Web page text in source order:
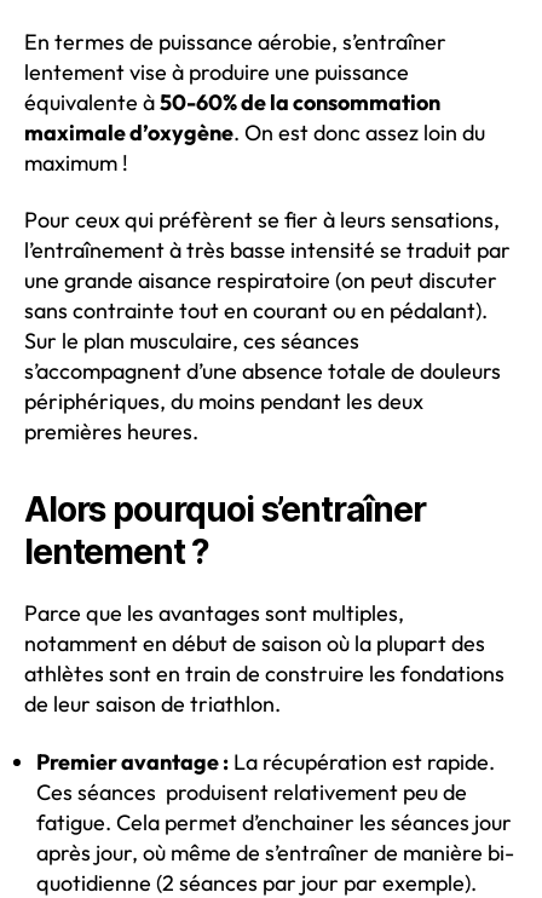
En termes de puissance aérobie, s’entraîner
lentement vise à produire une puissance
équivalente à50-60% de la consommation
maximale d’oxygène. On est donc assez loin du
maximum !
Pour ceux qui préfèrent se fier à leurs sensations,
l’entraînement à très basse intensité se traduit par
une grande aisance respiratoire (on peut discuter
sans contrainte tout en courant ou en pédalant).
Sur le plan musculaire, ces séances
s’accompagnent d’une absence totale de douleurs
périphériques, du moins pendant les deux
premières heures.
Alors pourquoi s’entraîner
lentement ?
Parce que les avantages sont multiples,
notamment en début de saison où la plupart des
athlètes sont en train de construire les fondations
de leur saison de triathlon.
Premier avantage : La récupération est rapide.
Ces séances produisent relativement peu de
fatigue. Cela permet d’enchainer les séances jour
après jour, où même de s’entraîner de manière bi-
quotidienne (2 séances par jour par exemple).